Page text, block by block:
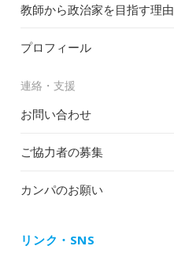
教師から政治家を目指す理由
プロフィール
連絡・支援
お問い合わせ
ご協力者の募集
カンパのお願い
リンク・SNS